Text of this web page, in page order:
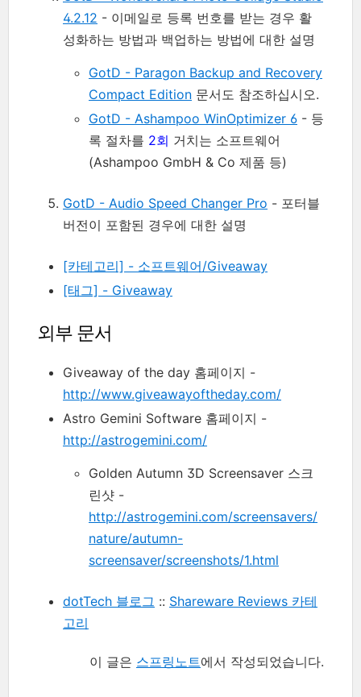
4.2.12 - 이메일로 등록 번호를 받는 경우 활
성화하는 방법과 백업하는 방법에 대한 설명
GotD - Paragon Backup and Recovery
Compact Edition 문서도 참조하십시오.
GotD - Ashampoo WinOptimizer 6 - 등
록 절차를 2회 거치는 소프트웨어
(Ashampoo GmbH & Co 제품 등)
GotD - Audio Speed Changer Pro - 포터블
버전이 포함된 경우에 대한 설명
[카테고리] - 소프트웨어/Giveaway
[태그] - Giveaway
외부 문서
Giveaway of the day 홈페이지 -
http://www.giveawayoftheday.com/
Astro Gemini Software 홈페이지 -
http://astrogemini.com/
Golden Autumn 3D Screensaver 스크
린샷 -
http://astrogemini.com/screensavers/
nature/autumn-
screensaver/screenshots/1.html
dotTech 블로그 :: Shareware Reviews 카테
고리
이 글은 스프링노트에서 작성되었습니다.